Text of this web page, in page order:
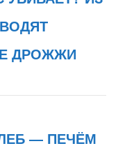
ДРОЖЖИ
— ПЕЧЁМ